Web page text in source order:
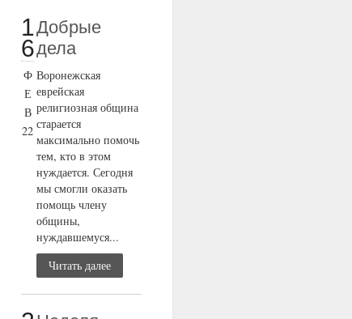
1
6
Ф
Е
В
22
Добрые
дела
Воронежская
еврейская
религиозная община
старается
максимально помочь
тем, кто в этом
нуждается. Сегодня
мы смогли оказать
помощь члену
общины,
нуждавшемуся...
Читать далее